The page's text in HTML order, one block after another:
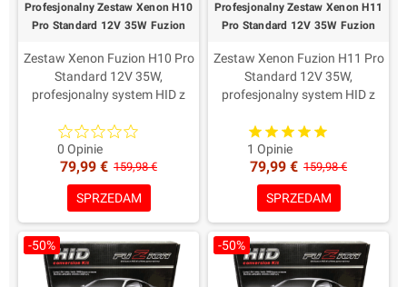
Profesjonalny Zestaw Xenon H10
Pro Standard 12V 35W Fuzion
Zestaw Xenon Fuzion H10 Pro
Standard 12V 35W,
profesjonalny system HID z
przetwornicami Digital i
lampami Fuzion HID XenPro+
H10.Wybrane komponenty,
złącza AMP i dopracowane
przewody zapewniają
stabilność i
trwałość.Dożywotnia
gwarancja na przetwornice i 2
lata na lampy.
0 Opinie
79,99 € 159,98 €
SPRZEDAM
Profesjonalny Zestaw Xenon H11
Pro Standard 12V 35W Fuzion
Zestaw Xenon Fuzion H11 Pro
Standard 12V 35W,
profesjonalny system HID z
przetwornicami Digital i
lampami Fuzion HID XenPro+
H11.Wybrane komponenty,
złącza AMP i dopracowane
przewody zapewniają
stabilność i
trwałość.Dożywotnia
gwarancja na przetwornice i 2
lata na lampy.
1 Opinie
79,99 € 159,98 €
SPRZEDAM
-50% -50%